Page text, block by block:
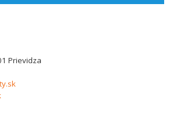
Prievidza